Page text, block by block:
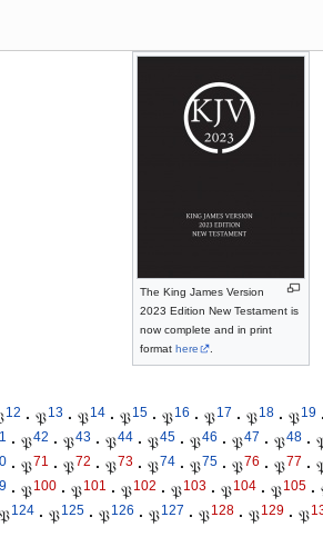
The King James Version
2023 Edition New Testament is
now complete and in print
format here .
12 · 𝔓13 · 𝔓14 · 𝔓15 · 𝔓16 · 𝔓17 · 𝔓18 · 𝔓19 ·
· 𝔓42 · 𝔓43 · 𝔓44 · 𝔓45 · 𝔓46 · 𝔓47 · 𝔓48 ·
· 𝔓71 · 𝔓72 · 𝔓73 · 𝔓74 · 𝔓75 · 𝔓76 · 𝔓77 ·
· 𝔓100 · 𝔓101 · 𝔓102 · 𝔓103 · 𝔓104 · 𝔓105 ·
𝔓124 · 𝔓125 · 𝔓126 · 𝔓127 · 𝔓128 · 𝔓129 · 𝔓